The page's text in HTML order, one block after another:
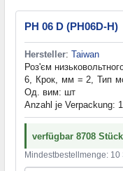
PH 06 D (PH06D-H)
Hersteller: Taiwan
Роз'єм
6, Крок, мм = 2, Тип
Од. вим: шт
Anzahl je Verpackung:
verfügbar 8708
Mindestbestellmenge: 10